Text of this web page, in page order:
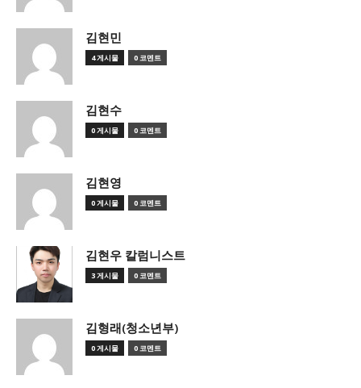
김현민
4 게시물 0 코멘트
김현수
0 게시물 0 코멘트
김현영
0 게시물 0 코멘트
김현우 칼럼니스트
3 게시물 0 코멘트
김형래(청소년부)
0 게시물 0 코멘트